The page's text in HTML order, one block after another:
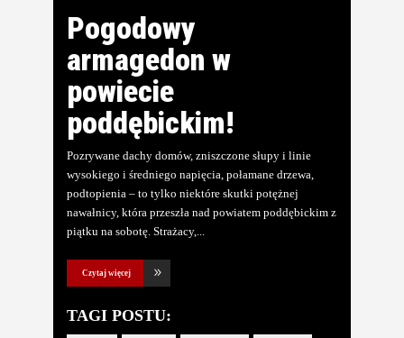
Pogodowy
armagedon w
powiecie
poddębickim!
Pozrywane dachy domów, zniszczone słupy i linie
wysokiego i średniego napięcia, połamane drzewa,
podtopienia – to tylko niektóre skutki potężnej
nawałnicy, która przeszła nad powiatem poddębickim z
piątku na sobotę. Strażacy,
Czytaj więcej
TAGI POSTU: